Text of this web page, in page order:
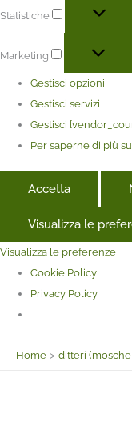
Statistiche
Marketing
Gestisci opzioni
Gestisci servizi
Gestisci
Per saperne di più
Accetta
Visualizza le
Visualizza le preferenze
Cookie Policy
Privacy Policy
Home ditteri (mosche